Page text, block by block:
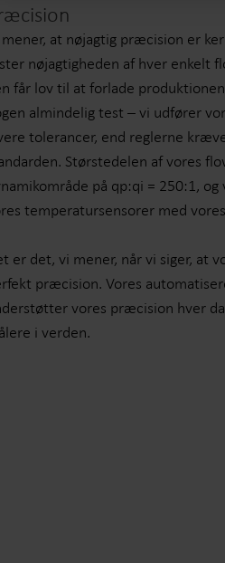
at nøjagtig præcision er
nøjagtigheden af hver enkelt
får lov til at forlade
almindelig test – vi udfører
tolerancer, end reglerne
Størstedelen af vores
på qp:qi = 250:1,
temperatursensorer med
er det, vi mener, når vi siger, at
præcision. Vores
vores præcision hver
i verden.